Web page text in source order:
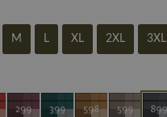
M L XL 2XL 3XL